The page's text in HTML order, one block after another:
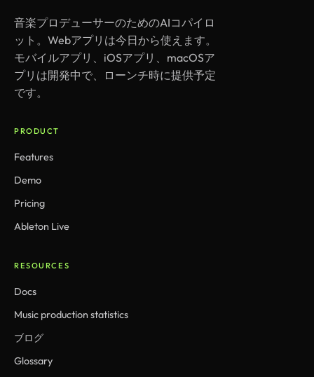
音楽プロデューサーのためのAIコパイロ
ット。Webアプリは今日から使えます。
モバイルアプリ、iOSアプリ、macOSア
プリは開発中で、ローンチ時に提供予定
です。
PRODUCT
Features
Demo
Pricing
Ableton Live
RESOURCES
Docs
Music production statistics
ブログ
Glossary